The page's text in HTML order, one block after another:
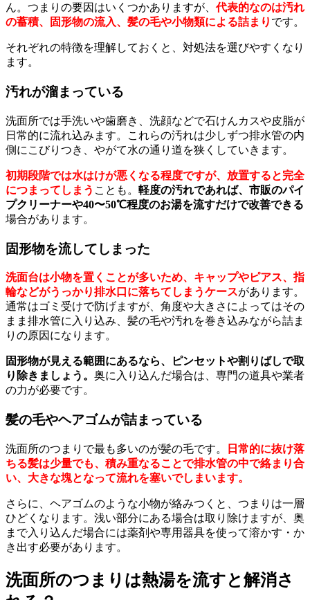
ん。つまりの要因はいくつかありますが、代表的なのは汚れ
の蓄積、固形物の流入、髪の毛や小物類による詰まり です。
それぞれの特徴を理解しておくと、対処法を選びやすくなり
ます。
汚れが溜まっている
洗面所では手洗いや歯磨き、洗顔などで石けんカスや皮脂が
日常的に流れ込みます。これらの汚れは少しずつ排水管の内
側にこびりつき、やがて水の通り道を狭くしていきます。
初期段階では水はけが悪くなる程度ですが、放置すると完全
につまってしまう ことも。 軽度の汚れであれば、市販のパイ
プクリーナーや40〜50℃程度のお湯を流すだけで改善できる
場合があります。
固形物を流してしまった
洗面台は小物を置くことが多いため、キャップやピアス、指
輪などがうっかり排水口に落ちてしまうケースがあります。
通常はゴミ受けで防げますが、角度や大きさによってはその
まま排水管に入り込み、髪の毛や汚れを巻き込みながら詰ま
りの原因になります。
固形物が見える範囲にあるなら、ピンセットや割りばしで取
り除きましょう。 奥に入り込んだ場合は、専門の道具や業者
の力が必要です。
髪の毛やヘアゴムが詰まっている
洗面所のつまりで最も多いのが髪の毛です。
日常的に抜け落
ちる髪は少量でも、積み重なることで排水管の中で絡まり合
い、大きな塊となって流れを塞いでしまいます。
さらに、ヘアゴムのような小物が絡みつくと、つまりは一層
ひどくなります。浅い部分にある場合は取り除けますが、奥
まで入り込んだ場合には薬剤や専用器具を使って溶かす・か
き出す必要があります。
洗面所のつまりは熱湯を流すと解消さ